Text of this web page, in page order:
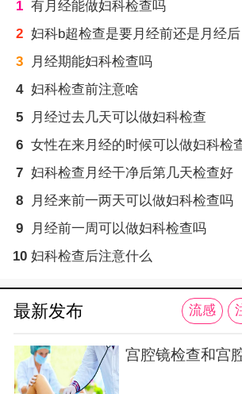
1 有月经能做妇科检查吗
2 妇科b超检查是要月经前还是月经后
3
月经期能妇科检查吗
4 妇科检查前注意啥
5
月经过去几天可以做妇科检查
6 女性在来月经的时候可以做妇科检
7 妇科检查月经干净后第几天检查好
8
月经来前一两天可以做妇科检查吗
9
月经前一周可以做妇科检查吗
10 妇科检查后注意什么
最新发布 流感
宫腔镜检查和宫